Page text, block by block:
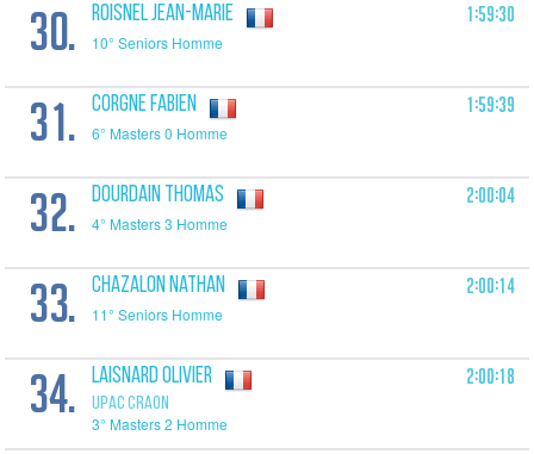
30. ROISNEL Jean-Marie
10° Seniors Homme
1:59:30
31. CORGNE Fabien
6° Masters 0 Homme
1:59:39
32. DOURDAIN Thomas
4° Masters 3 Homme
2:00:04
33. CHAZALON Nathan
11° Seniors Homme
2:00:14
34. LAISNARD Olivier
UPAC CRAON
3° Masters 2 Homme
2:00:18